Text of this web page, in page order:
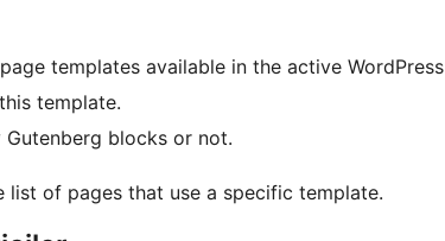
templates available in the active WordPress
template.
blocks or not.
of pages that use a specific template.